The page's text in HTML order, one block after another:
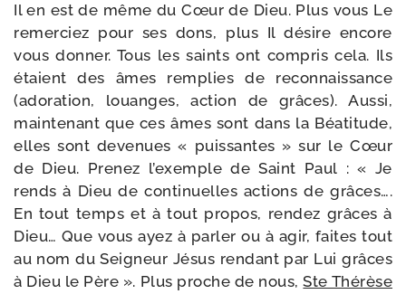
Il en est de même du Cœur de Dieu. Plus vous Le
remer­ciez pour ses dons, plus Il désire encore
vous don­ner. Tous les saints ont com­pris cela. Ils
étaient des âmes rem­plies de recon­nais­sance
(ado­ra­tion, louanges, action de grâces). Aussi,
main­te­nant que ces âmes sont dans la Béatitude,
elles sont deve­nues « puis­santes » sur le Cœur
de Dieu. Prenez l’exemple de Saint Paul : « Je
rends à Dieu de conti­nuelles actions de grâces….
En tout temps et à tout pro­pos, ren­dez grâces à
Dieu… Que vous ayez à par­ler ou à agir, faites tout
au nom du Seigneur Jésus ren­dant par Lui grâces
à Dieu le Père ». Plus proche de nous,Ste Thérèse